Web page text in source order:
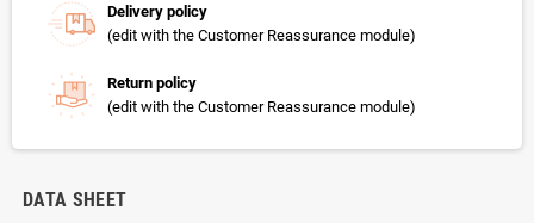
Delivery policy
(edit with the Customer Reassurance module)
Return policy
(edit with the Customer Reassurance module)
DATA SHEET